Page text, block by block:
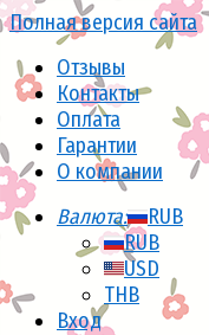
Полная версия сайта
Отзывы
Контакты
Оплата
Гарантии
О компании
Валюта:
RUB
RUB
USD
THB
Вход